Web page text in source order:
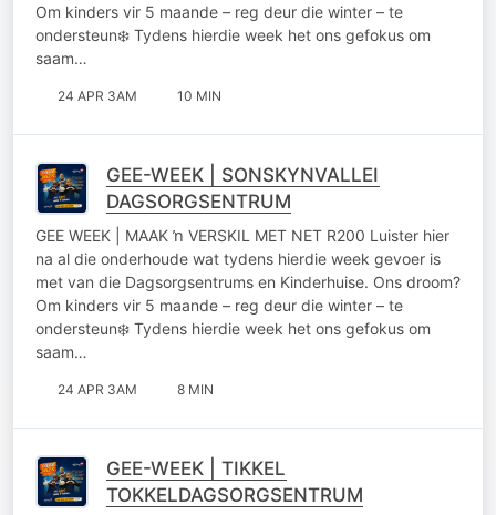
Om kinders vir 5 maande – reg deur die winter – te
ondersteun❄️ Tydens hierdie week het ons gefokus om
saam…
24 APR 3AM 10 MIN
GEE-WEEK | SONSKYNVALLEI
DAGSORGSENTRUM
GEE WEEK | MAAK ŉ VERSKIL MET NET R200 Luister hier
na al die onderhoude wat tydens hierdie week gevoer is
met van die Dagsorgsentrums en Kinderhuise. Ons droom?
Om kinders vir 5 maande – reg deur die winter – te
ondersteun❄️ Tydens hierdie week het ons gefokus om
saam…
24 APR 3AM 8 MIN
GEE-WEEK | TIKKEL
TOKKELDAGSORGSENTRUM